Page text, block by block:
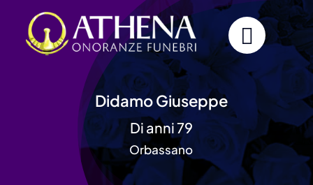
content
Didamo Giuseppe
Di anni 79
Orbassano